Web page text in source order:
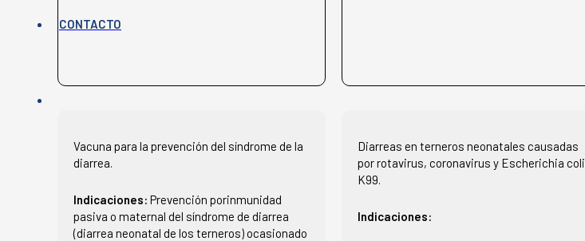
CONTACTO
Vacuna para la prevención del síndrome de la
diarrea.
Indicaciones: Prevención porinmunidad
pasiva o maternal del síndrome de diarrea
(diarrea neonatal de los terneros) ocasionado
Diarreas en terneros neonatales causadas
por rotavirus, coronavirus y Escherichia coli
K99.
Indicaciones: